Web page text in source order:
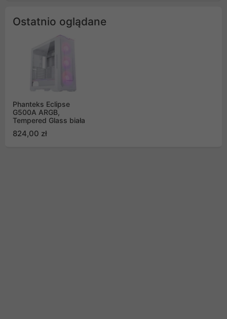
Ostatnio oglądane
Phanteks Eclipse
G500A ARGB,
Tempered Glass biała
824,00 zł